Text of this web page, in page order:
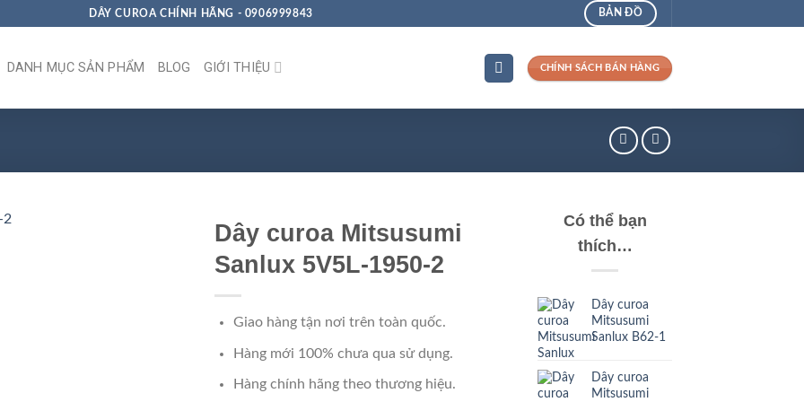
DÂY CUROA CHÍNH HÃNG - 0906999843 BẢN ĐỒ
DANH MỤC SẢN PHẨM BLOG GIỚI THIỆU CHÍNH SÁCH BÁN HÀNG
Dây curoa Mitsusumi
Sanlux 5V5L-1950-2
Giao hàng tận nơi trên toàn quốc.
Hàng mới 100% chưa qua sử dụng.
Hàng chính hãng theo thương hiệu.
Có thể bạn
thích…
Dây curoa
Mitsusumi
Sanlux B62-1
Dây curoa
Mitsusumi